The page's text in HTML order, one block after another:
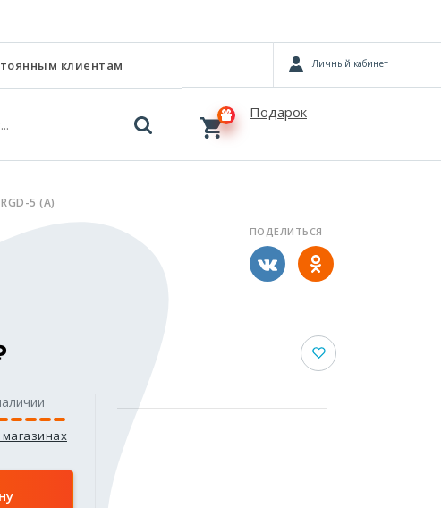
клиентам Личный кабинет
Подарок
5 (А)
ПОДЕЛИТЬСЯ
магазинах